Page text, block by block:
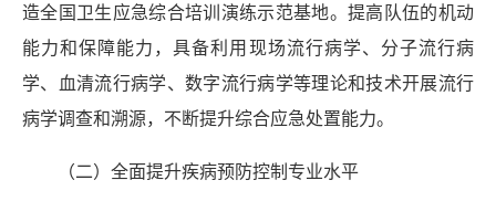
造全国卫生应急综合培训演练示范基地。提高队伍的机动
能力和保障能力，具备利用现场流行病学、分子流行病
学、血清流行病学、数字流行病学等理论和技术开展流行
病学调查和溯源，不断提升综合应急处置能力。
（二）全面提升疾病预防控制专业水平